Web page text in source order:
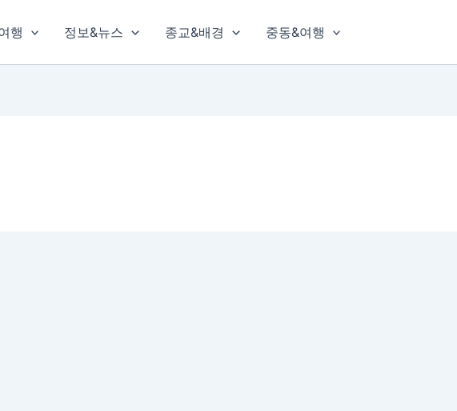
행 정보&뉴스 종교&배경 중동&여행